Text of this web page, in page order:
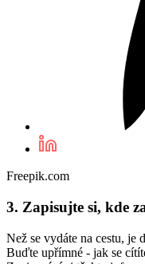
Freepik.com
3. Zapisujte si, kde
Než se vydáte na cestu, je
Buďte upřímné - jak se